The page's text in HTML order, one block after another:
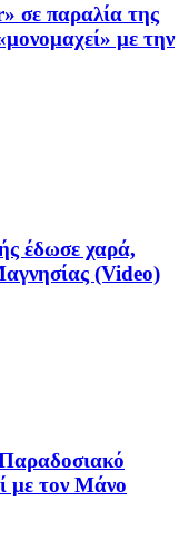
παραλία της
με την
έδωσε χαρά,
(Video)
με τον Μάνο